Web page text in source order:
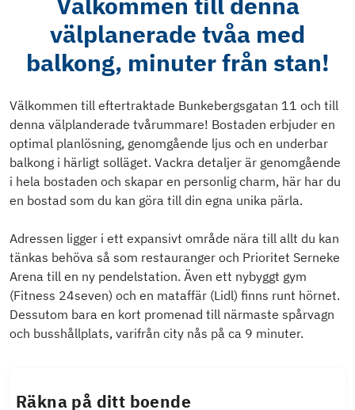
välplanerade tvåa med
balkong, minuter från stan!
Välkommen till eftertraktade Bunkebergsgatan 11 och till
denna välplanderade tvårummare! Bostaden erbjuder en
optimal planlösning, genomgående ljus och en underbar
balkong i härligt solläget. Vackra detaljer är genomgående
i hela bostaden och skapar en personlig charm, här har du
en bostad som du kan göra till din egna unika pärla.
Adressen ligger i ett expansivt område nära till allt du kan
tänkas behöva så som restauranger och Prioritet Serneke
Arena till en ny pendelstation. Även ett nybyggt gym
(Fitness 24seven) och en mataffär (Lidl) finns runt hörnet.
Dessutom bara en kort promenad till närmaste spårvagn
och busshållplats, varifrån city nås på ca 9 minuter.
Räkna på ditt boende